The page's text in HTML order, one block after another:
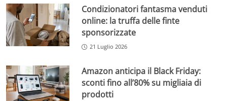
Condizionatori fantasma venduti
online: la truffa delle finte
sponsorizzate
21 Luglio 2026
Amazon anticipa il Black Friday:
sconti fino all’80% su migliaia di
prodotti